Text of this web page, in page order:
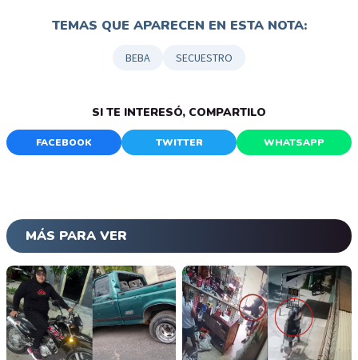
TEMAS QUE APARECEN EN ESTA NOTA:
BEBA SECUESTRO
SI TE INTERESÓ, COMPARTILO
FACEBOOK TWITTER WHATSAPP
MÁS PARA VER